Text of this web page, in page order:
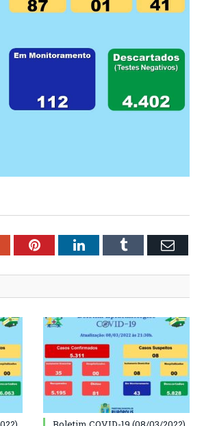
PinterestLinkedInTumblr Email